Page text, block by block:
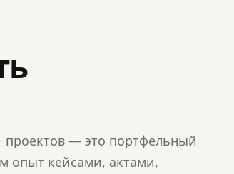
проектов — это портфельный
опыт кейсами, актами,